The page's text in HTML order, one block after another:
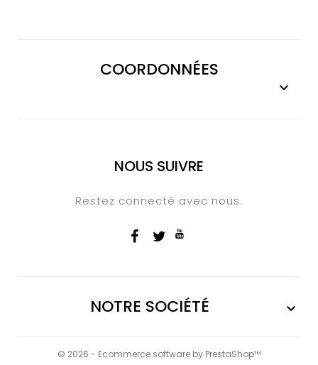
COORDONNÉES

NOUS SUIVRE
Restez connecté avec nous.
NOTRE SOCIÉTÉ 
© 2026 - Ecommerce software by PrestaShop™